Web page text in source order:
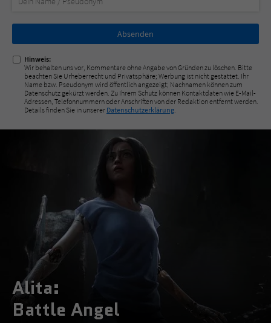
Nicht
ausfüllen!
Hinweis:
Wir behalten uns vor, Kommentare ohne Angabe von Gründen zu löschen. Bitte
beachten Sie Urheberrecht und Privatsphäre; Werbung ist nicht gestattet. Ihr
Name bzw. Pseudonym wird öffentlich angezeigt; Nachnamen können zum
Datenschutz gekürzt werden. Zu Ihrem Schutz können Kontaktdaten wie E-Mail-
Adressen, Telefonnummern oder Anschriften von der Redaktion entfernt werden.
Details finden Sie in unserer Datenschutzerklärung
Alita:
Battle Angel